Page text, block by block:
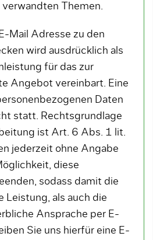
Themen.
Mail Adresse zu den
wird ausdrücklich als
für das zur
Angebot vereinbart. Eine
Daten
statt. Rechtsgrundlage
ist Art. 6 Abs. 1 lit.
jederzeit ohne Angabe
diese
sodass damit die
Leistung, als auch die
Ansprache per E-
Sie uns hierfür eine E-